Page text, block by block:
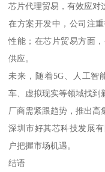
芯片代理贸易，有效应对
在方案开发中，公司注
性能；在芯片贸易方面
供应。
未来，随着5G、人工智
车、虚拟现实等领域找到
厂商需紧跟趋势，推出高
深圳市好其芯科技发展
户把握市场机遇。
结语